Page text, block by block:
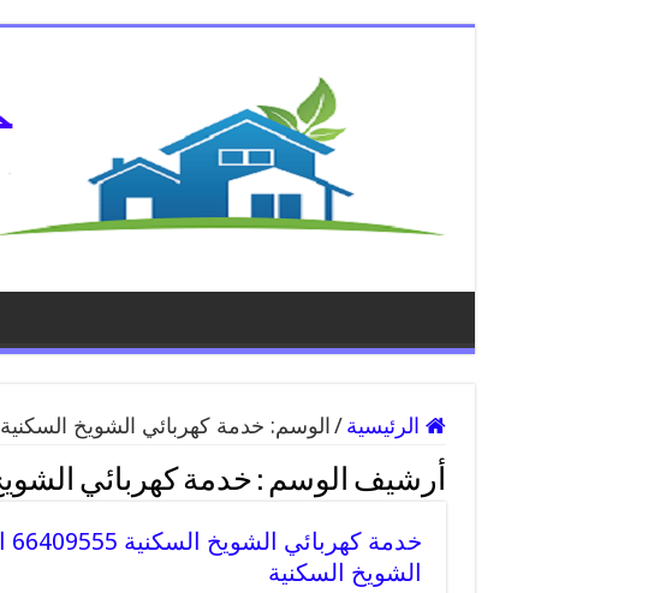
الرئيسية / الوسم: خدمة كهربائي الشويخ السكنية
أرشيف الوسم : خدمة كهربائي
الشويخ السكنية